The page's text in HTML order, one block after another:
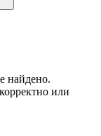
найдено.
или